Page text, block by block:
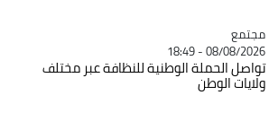
Catégorie
مجتمع
08/08/2026 - 18:49
تواصل الحملة الوطنية للنظافة عبر مختلف
ولايات الوطن